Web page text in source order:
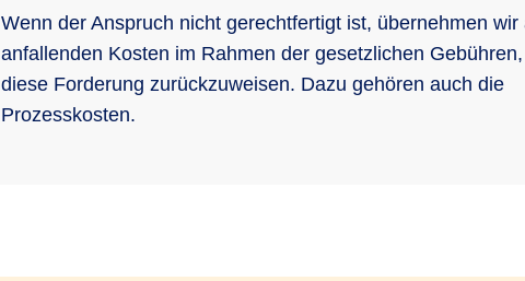
Wenn der Anspruch nicht gerechtfertigt ist, übernehmen wir
anfallenden Kosten im Rahmen der gesetzlichen
diese Forderung zurückzuweisen. Dazu gehören auch die
Prozesskosten.